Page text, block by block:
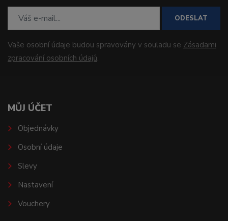
ODESLAT
Vaše osobní údaje budou spravovány v souladu se Zásadami
zpracování osobních údajů.
MŮJ ÚČET
Objednávky
Osobní údaje
Slevy
Nastavení
Vouchery